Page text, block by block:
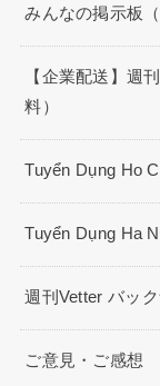
みんなの掲示板
【企業配送】週
料）
Tuyển Dụng Ho
Tuyển Dụng Ha
週刊Vetter バッ
ご意見・ご感想